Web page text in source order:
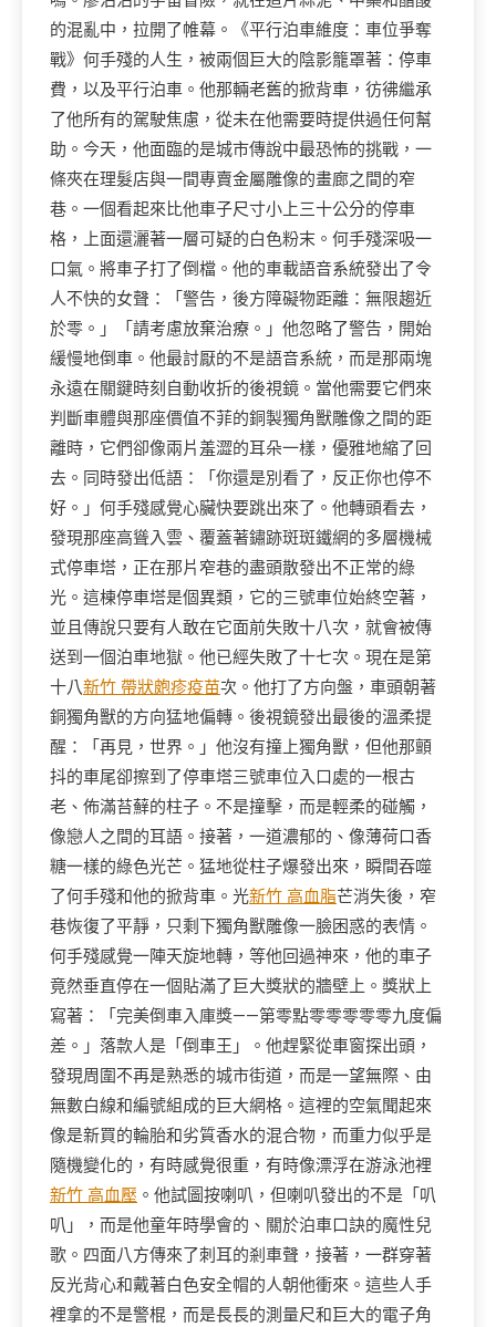
的混亂中，拉開了帷幕。《平行泊車維度：車位爭奪
戰》何手殘的人生，被兩個巨大的陰影籠罩著：停車
費，以及平行泊車。他那輛老舊的掀背車，彷彿繼承
了他所有的駕駛焦慮，從未在他需要時提供過任何幫
助。今天，他面臨的是城市傳說中最恐怖的挑戰，一
條夾在理髮店與一間專賣金屬雕像的畫廊之間的窄
巷。一個看起來比他車子尺寸小上三十公分的停車
格，上面還灑著一層可疑的白色粉末。何手殘深吸一
口氣。將車子打了倒檔。他的車載語音系統發出了令
人不快的女聲：「警告，後方障礙物距離：無限趨近
於零。」「請考慮放棄治療。」他忽略了警告，開始
緩慢地倒車。他最討厭的不是語音系統，而是那兩塊
永遠在關鍵時刻自動收折的後視鏡。當他需要它們來
判斷車體與那座價值不菲的銅製獨角獸雕像之間的距
離時，它們卻像兩片羞澀的耳朵一樣，優雅地縮了回
去。同時發出低語：「你還是別看了，反正你也停不
好。」何手殘感覺心臟快要跳出來了。他轉頭看去，
發現那座高聳入雲、覆蓋著鏽跡斑斑鐵網的多層機械
式停車塔，正在那片窄巷的盡頭散發出不正常的綠
光。這棟停車塔是個異類，它的三號車位始終空著，
並且傳說只要有人敢在它面前失敗十八次，就會被傳
送到一個泊車地獄。他已經失敗了十七次。現在是第
十八新竹 帶狀皰疹疫苗次。他打了方向盤，車頭朝著
銅獨角獸的方向猛地偏轉。後視鏡發出最後的溫柔提
醒：「再見，世界。」他沒有撞上獨角獸，但他那顫
抖的車尾卻擦到了停車塔三號車位入口處的一根古
老、佈滿苔蘚的柱子。不是撞擊，而是輕柔的碰觸，
像戀人之間的耳語。接著，一道濃郁的、像薄荷口香
糖一樣的綠色光芒。猛地從柱子爆發出來，瞬間吞噬
了何手殘和他的掀背車。光新竹 高血脂芒消失後，窄
巷恢復了平靜，只剩下獨角獸雕像一臉困惑的表情。
何手殘感覺一陣天旋地轉，等他回過神來，他的車子
竟然垂直停在一個貼滿了巨大獎狀的牆壁上。獎狀上
寫著：「完美倒車入庫獎——第零點零零零零零九度偏
差。」落款人是「倒車王」。他趕緊從車窗探出頭，
發現周圍不再是熟悉的城市街道，而是一望無際、由
無數白線和編號組成的巨大網格。這裡的空氣聞起來
像是新買的輪胎和劣質香水的混合物，而重力似乎是
隨機變化的，有時感覺很重，有時像漂浮在游泳池裡
新竹 高血壓 。他試圖按喇叭，但喇叭發出的不是「叭
叭」，而是他童年時學會的、關於泊車口訣的魔性兒
歌。四面八方傳來了刺耳的剎車聲，接著，一群穿著
反光背心和戴著白色安全帽的人朝他衝來。這些人手
裡拿的不是警棍，而是長長的測量尺和巨大的電子角